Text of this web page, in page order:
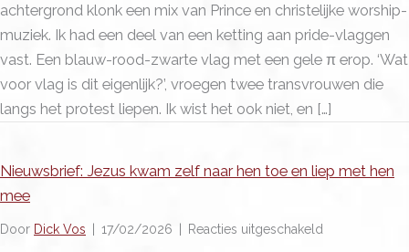
achtergrond klonk een mix van Prince en christelijke worship-
muziek. Ik had een deel van een ketting aan pride-vlaggen
vast. Een blauw-rood-zwarte vlag met een gele π erop. ‘Wat
voor vlag is dit eigenlijk?’, vroegen twee transvrouwen die
langs het protest liepen. Ik wist het ook niet, en […]
Nieuwsbrief: Jezus kwam zelf naar hen toe en liep met hen
mee
Door Dick Vos 17/02/2026 Reacties uitgeschakeld